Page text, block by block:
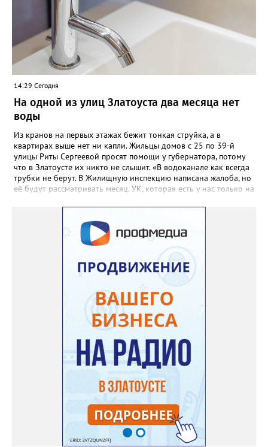
территориальных избиркомах - также принимаются до 14
сентября, а с 9 сентября к этому процессу подключатся
участковые комиссии. Голосование на выборах в Госдуму РФ
пройдёт 18, 19 и 20 сентября.
14:29 Сегодня
На одной из улиц Златоуста два месяца нет
воды
Из кранов на первых этажах бежит тонкая струйка, а в
квартирах выше нет ни капли. Жильцы домов с 25 по 39-й
улицы Риты Сергеевой просят помощи у губернатора, потому
что в Златоусте их никто не слышит. «В водоканале как всегда
трубки не берут. В Жилищную инспекцию написана жалоба, но
её будут рассматривать месяц. УК, которая есть у нас только на
как живут люди без воды. На Кирова, возле бомбоубежища из-
под асфальта хлещет вода, но Водоканал не мог найти утечку,
это нам было сказано ранее», - говорится в обращении,
которое горожане оставили в сообществе «Текслер, помоги!»
во ВКонтакте (стиль, орфография и пунктуация авторские). Под
обращением есть видео – его автор под ником Елена
Александровна, прогулявшись по улице Кирова, приходит к
«источнику», откуда начинается поток. Официальных
комментариев под обращением пока нет.